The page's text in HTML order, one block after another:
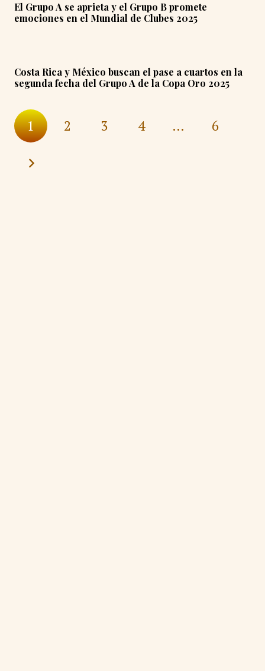
El Grupo A se aprieta y el Grupo B promete
emociones en el Mundial de Clubes 2025
Costa Rica y México buscan el pase a cuartos en la
segunda fecha del Grupo A de la Copa Oro 2025
1 2 3 4 … 6